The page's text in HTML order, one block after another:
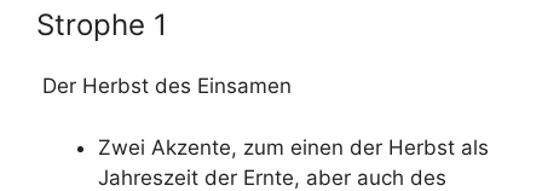
Strophe 1
Der Herbst des Einsamen
Zwei Akzente, zum einen der Herbst als
Jahreszeit der Ernte, aber auch des